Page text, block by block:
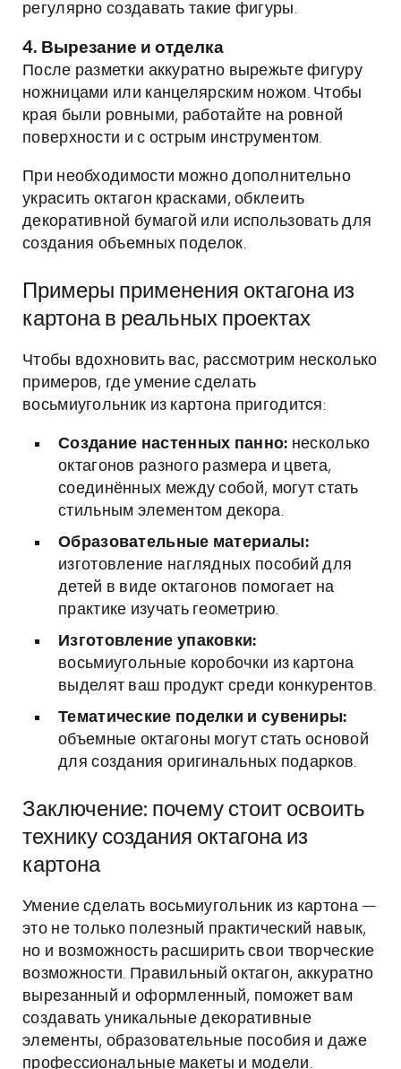
регулярно создавать такие фигуры.
4. Вырезание и отделка
После разметки аккуратно вырежьте фигуру
ножницами или канцелярским ножом. Чтобы
края были ровными, работайте на ровной
поверхности и с острым инструментом.
При необходимости можно дополнительно
украсить октагон красками, обклеить
декоративной бумагой или использовать для
создания объемных поделок.
Примеры применения октагона из
картона в реальных проектах
Чтобы вдохновить вас, рассмотрим несколько
примеров, где умение сделать
восьмиугольник из картона пригодится:
Создание настенных панно: несколько
октагонов разного размера и цвета,
соединённых между собой, могут стать
стильным элементом декора.
Образовательные материалы:
изготовление наглядных пособий для
детей в виде октагонов помогает на
практике изучать геометрию.
Изготовление упаковки:
восьмиугольные коробочки из картона
выделят ваш продукт среди конкурентов.
Тематические поделки и сувениры:
объемные октагоны могут стать основой
для создания оригинальных подарков.
Заключение: почему стоит освоить
технику создания октагона из
картона
Умение сделать восьмиугольник из картона —
это не только полезный практический навык,
но и возможность расширить свои творческие
возможности. Правильный октагон, аккуратно
вырезанный и оформленный, поможет вам
создавать уникальные декоративные
элементы, образовательные пособия и даже
профессиональные макеты и модели.